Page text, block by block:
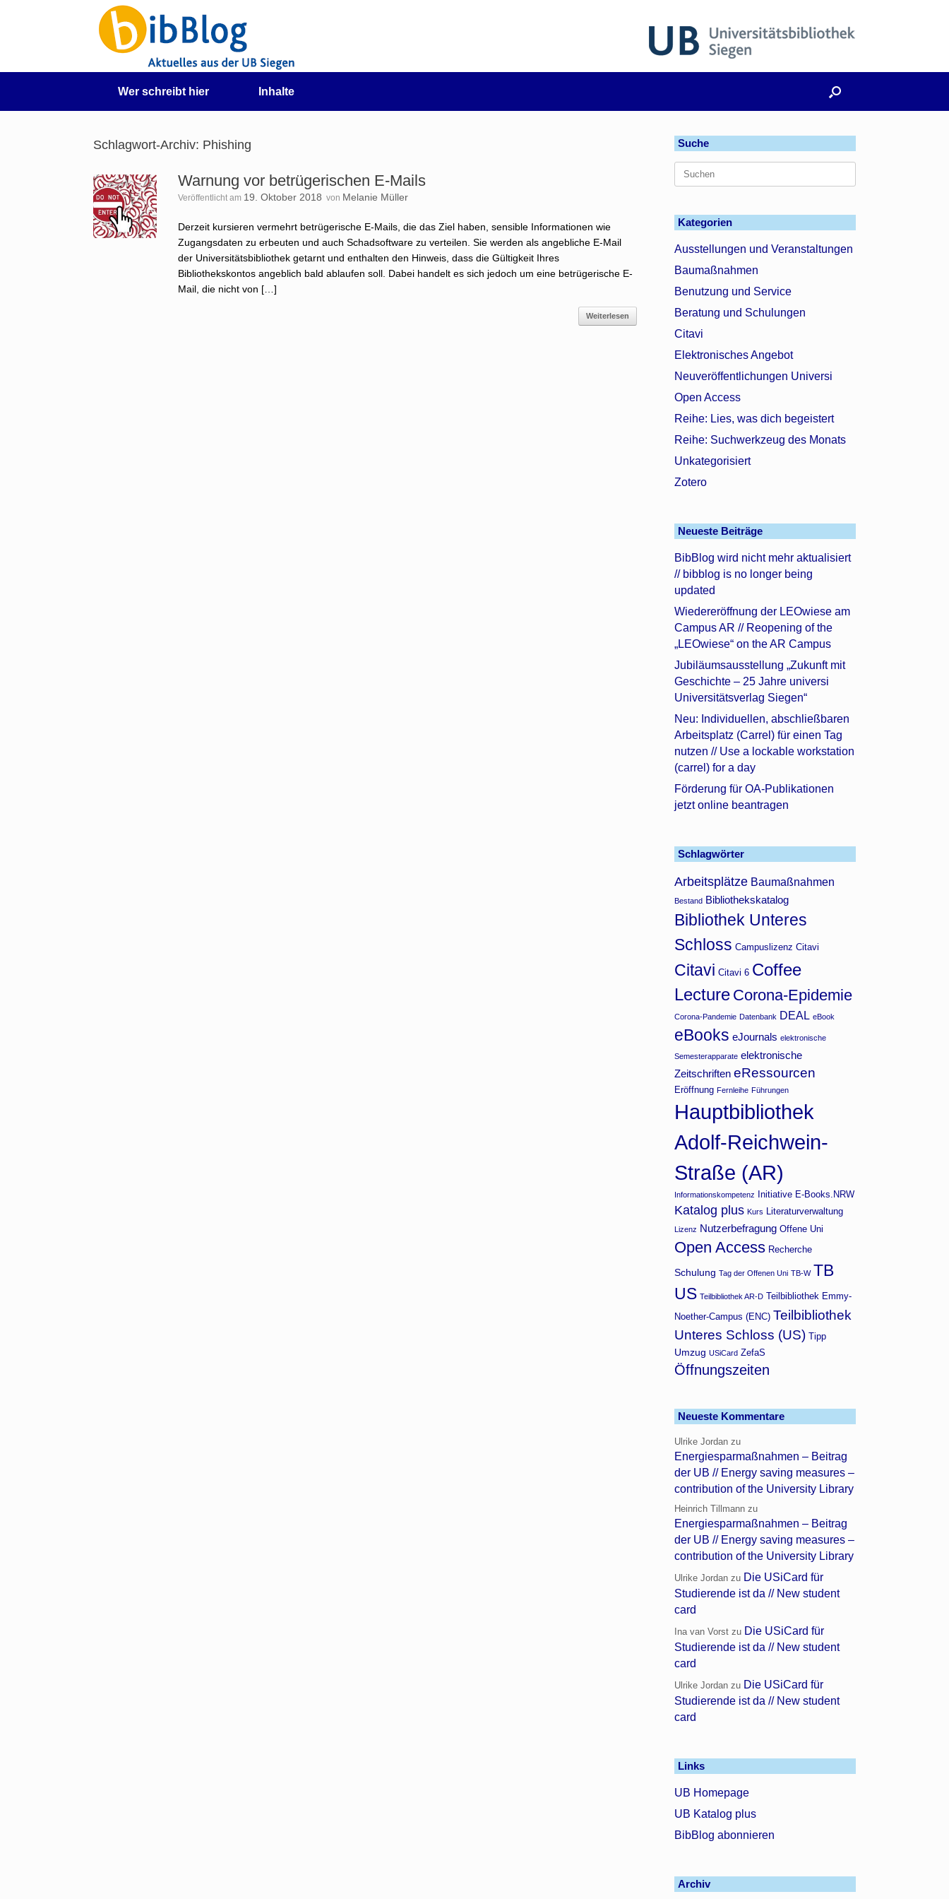
Wer schreibt hier Inhalte
Schlagwort-Archiv: Phishing
Warnung vor betrügerischen E-Mails
Veröffentlicht am 19. Oktober 2018 von Melanie Müller
Derzeit kursieren vermehrt betrügerische E-Mails, die das Ziel haben, sensible Informationen wie
Zugangsdaten zu erbeuten und auch Schadsoftware zu verteilen. Sie werden als angebliche E-Mail
der Universitätsbibliothek getarnt und enthalten den Hinweis, dass die Gültigkeit Ihres
Bibliothekskontos angeblich bald ablaufen soll. Dabei handelt es sich jedoch um eine betrügerische E-
Mail, die nicht von […]
Weiterlesen
Suche
Suchen
Kategorien
Ausstellungen und Veranstaltungen
Baumaßnahmen
Benutzung und Service
Beratung und Schulungen
Citavi
Elektronisches Angebot
Neuveröffentlichungen Universi
Open Access
Reihe: Lies, was dich begeistert
Reihe: Suchwerkzeug des Monats
Unkategorisiert
Zotero
Neueste Beiträge
BibBlog wird nicht mehr aktualisiert
// bibblog is no longer being
updated
Wiedereröffnung der LEOwiese am
Campus AR // Reopening of the
„LEOwiese“ on the AR Campus
Jubiläumsausstellung „Zukunft mit
Geschichte – 25 Jahre universi
Universitätsverlag Siegen“
Neu: Individuellen, abschließbaren
Arbeitsplatz (Carrel) für einen Tag
nutzen // Use a lockable workstation
(carrel) for a day
Förderung für OA-Publikationen
jetzt online beantragen
Schlagwörter
Arbeitsplätze Baumaßnahmen
Bestand Bibliothekskatalog
Bibliothek Unteres
Schloss Campuslizenz Citavi
Citavi Citavi 6 Coffee
Lecture Corona-Epidemie
Corona-Pandemie Datenbank DEAL eBook
eBooks eJournals elektronische
Semesterapparate elektronische
Zeitschriften eRessourcen
Eröffnung Fernleihe Führungen
Hauptbibliothek
Adolf-Reichwein-
Straße (AR)
Informationskompetenz Initiative E-Books.NRW
Katalog plus Kurs Literaturverwaltung
Lizenz Nutzerbefragung Offene Uni
Open Access Recherche
Schulung Tag der Offenen Uni TB-W TB
US Teilbibliothek AR-D Teilbibliothek Emmy-
Noether-Campus (ENC) Teilbibliothek
Unteres Schloss (US)
Tipp
Umzug USiCard ZefaS
Öffnungszeiten
Neueste Kommentare
Ulrike Jordan zu
Energiesparmaßnahmen – Beitrag
der UB // Energy saving measures –
contribution of the University Library
Heinrich Tillmann zu
Energiesparmaßnahmen – Beitrag
der UB // Energy saving measures –
contribution of the University Library
Ulrike Jordan zu Die USiCard für
Studierende ist da // New student
card
Ina van Vorst zu Die USiCard für
Studierende ist da // New student
card
Ulrike Jordan zu Die USiCard für
Studierende ist da // New student
card
Links
UB Homepage
UB Katalog plus
BibBlog abonnieren
Archiv